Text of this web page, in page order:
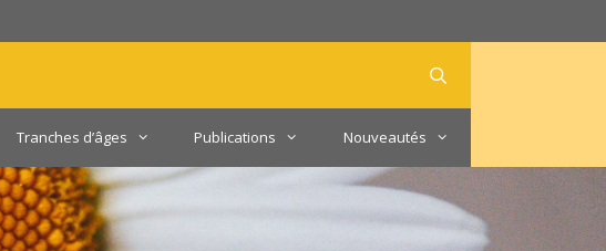
Tranches d’âges Publications Nouveautés